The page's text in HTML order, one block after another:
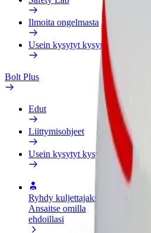
Ilmoita ongelmasta
Usein kysytyt kysymykset
Bolt Plus
Edut
Liittymisohjeet
Usein kysytyt kysymykset
Ryhdy kuljettajaksi
Ansaitse omilla
ehdoillasi